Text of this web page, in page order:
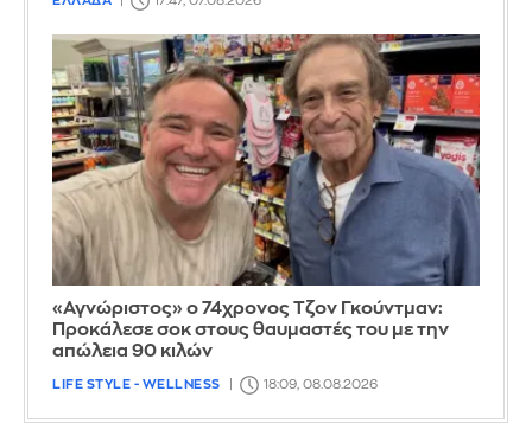
«Αγνώριστος» ο 74χρονος Τζον Γκούντμαν:
Προκάλεσε σοκ στους θαυμαστές του με την
απώλεια 90 κιλών
LIFE STYLE - WELLNESS 18:09, 08.08.2026